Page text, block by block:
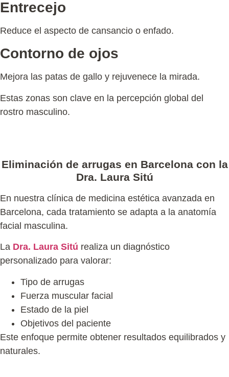
Entrecejo
Reduce el aspecto de cansancio o enfado.
Contorno de ojos
Mejora las patas de gallo y rejuvenece la mirada.
Estas zonas son clave en la percepción global del
rostro masculino.
Eliminación de arrugas en Barcelona con la
Dra. Laura Sitú
En nuestra clínica de medicina estética avanzada en
Barcelona, cada tratamiento se adapta a la anatomía
facial masculina.
La Dra. Laura Sitú realiza un diagnóstico
personalizado para valorar:
Tipo de arrugas
Fuerza muscular facial
Estado de la piel
Objetivos del paciente
Este enfoque permite obtener resultados equilibrados y
naturales.